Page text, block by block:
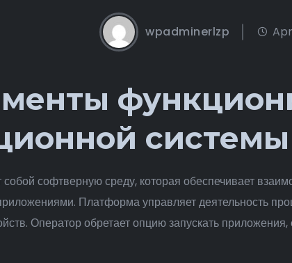
wpadminerlzp
софтверную среду, которая обеспечивает
Платформа управляет деятельность
Оператор обретает опцию запускать